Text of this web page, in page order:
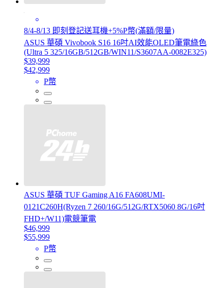
8/4-8/13 即刻登記送耳機+5%P幣(滿額/限量)
ASUS 華碩 Vivobook S16 16吋AI效能OLED筆電綠色
(Ultra 5 325/16GB/512GB/WIN11/S3607AA-0082E325)
$39,999
$42,999
P幣
ASUS 華碩 TUF Gaming A16 FA608UMI-
0121C260H(Ryzen 7 260/16G/512G/RTX5060 8G/16吋
FHD+/W11)電競筆電
$46,999
$55,999
P幣